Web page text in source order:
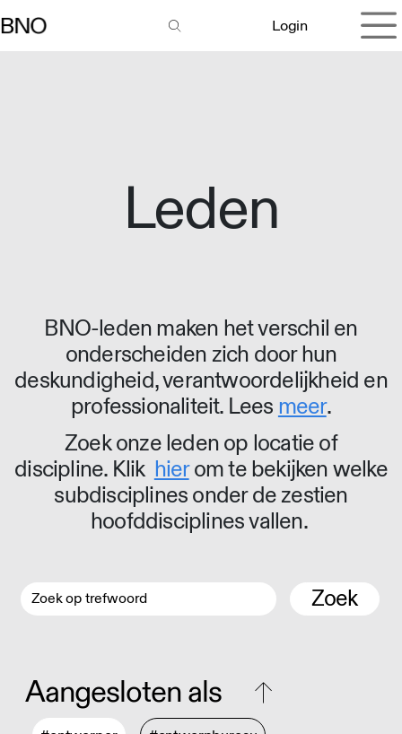
Login
Leden
BNO-leden maken het verschil en
onderscheiden zich door hun
deskundigheid, verantwoordelijkheid en
professionaliteit. Lees meer.
Zoek onze leden op locatie of
discipline. Klik hierom te bekijken welke
subdisciplines onder de zestien
hoofddisciplines vallen.
Zoek
Aangesloten als